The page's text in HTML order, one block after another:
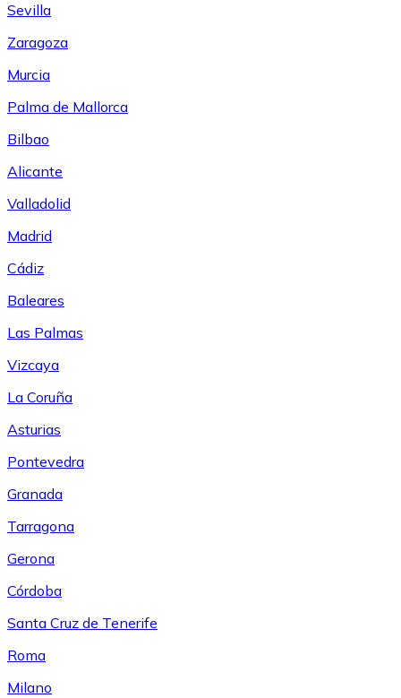
Sevilla
Zaragoza
Murcia
Palma de Mallorca
Bilbao
Alicante
Valladolid
Madrid
Cádiz
Baleares
Las Palmas
Vizcaya
La Coruña
Asturias
Pontevedra
Granada
Tarragona
Gerona
Córdoba
Santa Cruz de Tenerife
Roma
Milano